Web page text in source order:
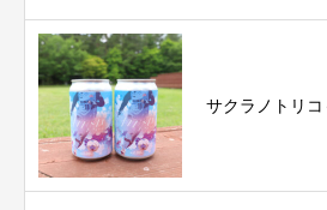
サクラノトリ